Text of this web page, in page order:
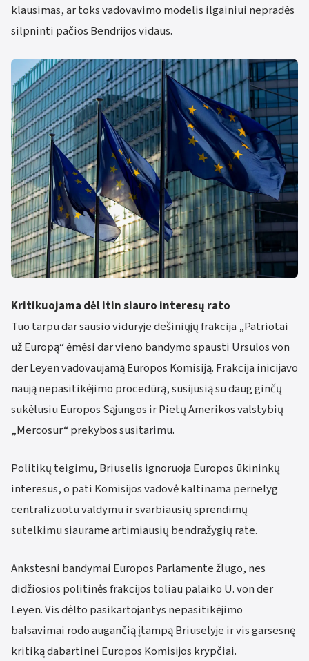
klausimas, ar toks vadovavimo modelis ilgainiui nepradės
silpninti pačios Bendrijos vidaus.
Kritikuojama dėl itin siauro interesų rato
Tuo tarpu dar sausio viduryje dešiniųjų frakcija „Patriotai
už Europą“ ėmėsi dar vieno bandymo spausti Ursulos von
der Leyen vadovaujamą Europos Komisiją. Frakcija inicijavo
naują nepasitikėjimo procedūrą, susijusią su daug ginčų
sukėlusiu Europos Sąjungos ir Pietų Amerikos valstybių
„Mercosur“ prekybos susitarimu.
Politikų teigimu, Briuselis ignoruoja Europos ūkininkų
interesus, o pati Komisijos vadovė kaltinama pernelyg
centralizuotu valdymu ir svarbiausių sprendimų
sutelkimu siaurame artimiausių bendražygių rate.
Ankstesni bandymai Europos Parlamente žlugo, nes
didžiosios politinės frakcijos toliau palaiko U. von der
Leyen. Vis dėlto pasikartojantys nepasitikėjimo
balsavimai rodo augančią įtampą Briuselyje ir vis garsesnę
kritiką dabartinei Europos Komisijos krypčiai.